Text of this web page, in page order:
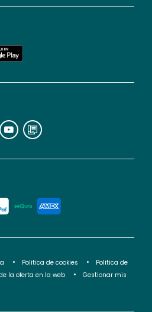
de
en
cualquier
Para
información,
puedes
de
privacidad</2>.
Politica de cookies
Politica de
la oferta en la web
Gestionar mis